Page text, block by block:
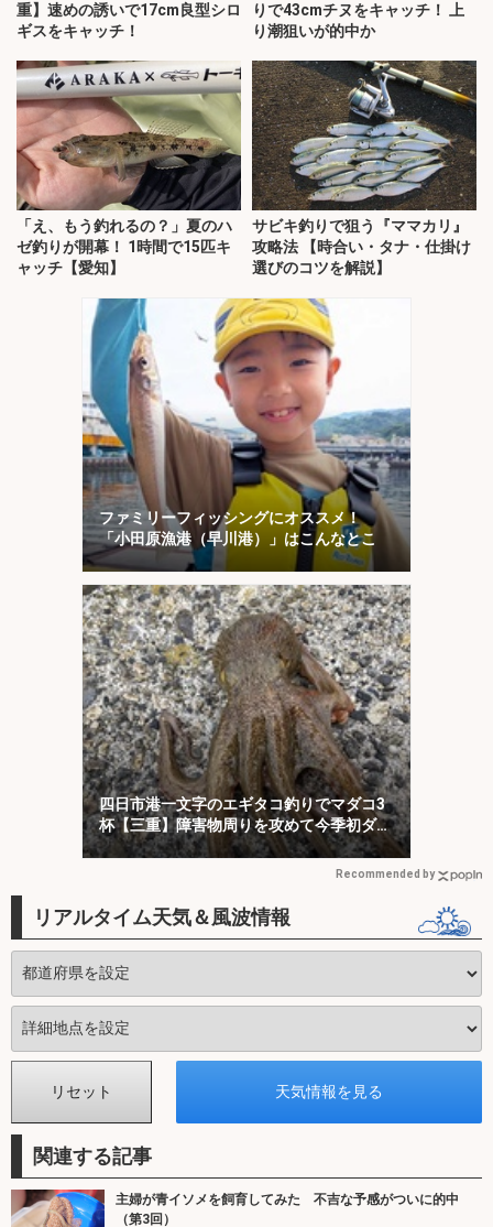
重】速めの誘いで17cm良型シロ
ギスをキャッチ！
りで43cmチヌをキャッチ！ 上
り潮狙いが的中か
「え、もう釣れるの？」夏のハ
ゼ釣りが開幕！ 1時間で15匹キ
ャッチ【愛知】
サビキ釣りで狙う『ママカリ』
攻略法 【時合い・タナ・仕掛け
選びのコツを解説】
ファミリーフィッシングにオススメ！
「小田原漁港（早川港）」はこんなとこ
四日市港一文字のエギタコ釣りでマダコ3
杯【三重】障害物周りを攻めて今季初ダコ
をキャッチ！
Recommended by
リアルタイム天気＆風波情報
関連する記事
主婦が青イソメを飼育してみた 不吉な予感がついに的中
（第3回）